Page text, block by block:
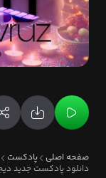
صفحه اصلی
پادکست
دانلود پادکست جدید دیجی